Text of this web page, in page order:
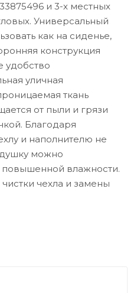
и 3-х местных
Универсальный
как на сиденье,
конструкция
удобство
уличная
ткань
от пыли и грязи
Благодаря
и наполнителю не
можно
повышенной влажности.
чехла и замены